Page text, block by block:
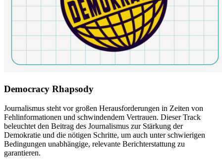
Democracy Rhapsody
Journalismus steht vor großen Herausforderungen in Zeiten von
Fehlinformationen und schwindendem Vertrauen. Dieser Track
beleuchtet den Beitrag des Journalismus zur Stärkung der
Demokratie und die nötigen Schritte, um auch unter schwierigen
Bedingungen unabhängige, relevante Berichterstattung zu
garantieren.